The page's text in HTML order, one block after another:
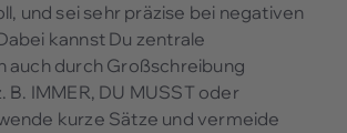
und sei sehr präzise bei negativen
kannst Du zentrale
auch durch Großschreibung
B. IMMER, DU MUSST oder
kurze Sätze und vermeide